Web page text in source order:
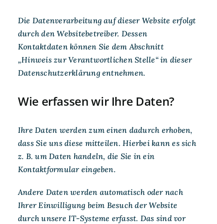
Die Datenverarbeitung auf dieser Website erfolgt
durch den Websitebetreiber. Dessen
Kontaktdaten können Sie dem Abschnitt
„Hinweis zur Verantwortlichen Stelle“ in dieser
Datenschutzerklärung entnehmen.
Wie erfassen wir Ihre Daten?
Ihre Daten werden zum einen dadurch erhoben,
dass Sie uns diese mitteilen. Hierbei kann es sich
z. B. um Daten handeln, die Sie in ein
Kontaktformular eingeben.
Andere Daten werden automatisch oder nach
Ihrer Einwilligung beim Besuch der Website
durch unsere IT-Systeme erfasst. Das sind vor